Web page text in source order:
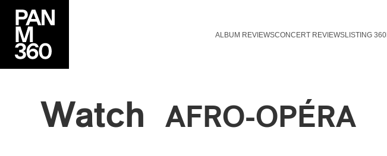
ALBUM REVIEWSCONCERT REVIEWSLISTING 360
Watch AFRO-OPÉRA